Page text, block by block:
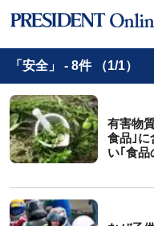
「安全」 - 8件 （1/1）
有害物
食品｣
い｢食品